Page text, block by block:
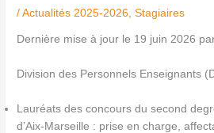
/Actualités 2025-2026 ,Stagiaires
Dernière mise à jour le 19 juin 2026
Division des Personnels Enseignants
Lauréats des concours du second
d’Aix-Marseille : prise en charge,